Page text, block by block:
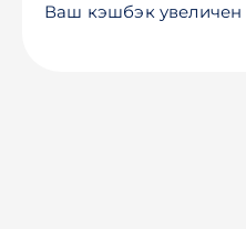
Ваш кэшбэк увеличен